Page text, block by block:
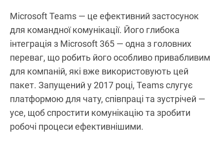
Microsoft Teams — це ефективний застосунок
для командної комунікації. Його глибока
інтеграція з Microsoft 365 — одна з головних
переваг, що робить його особливо привабливим
для компаній, які вже використовують цей
пакет. Запущений у 2017 році, Teams слугує
платформою для чату, співпраці та зустрічей —
усе, щоб спростити комунікацію та зробити
робочі процеси ефективнішими.